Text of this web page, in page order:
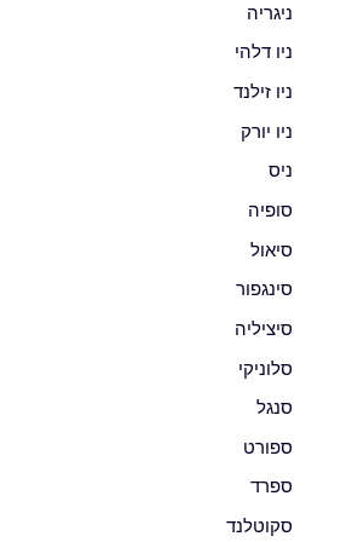
ניגריה
ניו דלהי
ניו זילנד
ניו יורק
ניס
סופיה
סיאול
סינגפור
סיציליה
סלוניקי
סנגל
ספורט
ספרד
סקוטלנד